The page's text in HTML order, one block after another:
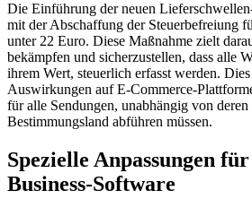
Die Einführung der neuen
mit der Abschaffung der Steuerbefreiung
unter 22 Euro. Diese Maßnahme zielt
bekämpfen und sicherzustellen, dass alle
ihrem Wert, steuerlich erfasst werden.
Auswirkungen auf E-Commerce-
für alle Sendungen, unabhängig von
Bestimmungsland abführen müssen.
Spezielle Anpassungen
Business-Software